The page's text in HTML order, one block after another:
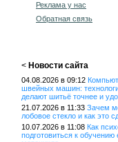
Реклама у нас
Обратная связь
< Новости сайта
04.08.2026 в 09:12
швейных машин:
делают шитьё точнее и
21.07.2026 в 11:33 Зачем
лобовое стекло и как это
10.07.2026 в 11:08 Как
подготовиться к обучению